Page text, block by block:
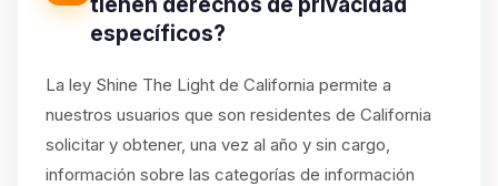
específicos?
La ley Shine The Light de California permite a
nuestros usuarios que son residentes de California
solicitar y obtener, una vez al año y sin cargo,
información sobre las categorías de información